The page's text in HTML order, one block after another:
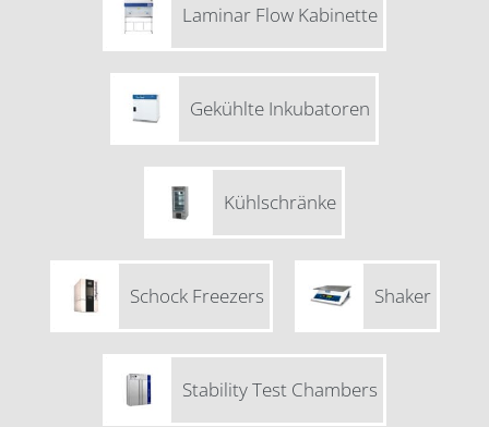
Laminar Flow Kabinette
Gekühlte Inkubatoren
Kühlschränke
Schock Freezers Shaker
Stability Test Chambers